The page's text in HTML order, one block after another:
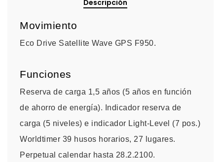
Descripción
Movimiento
Eco Drive Satellite Wave GPS F950.
Funciones
Reserva de carga 1,5 años (5 años en función
de ahorro de energía). Indicador reserva de
carga (5 niveles) e indicador Light-Level (7 pos.)
Worldtimer 39 husos horarios, 27 lugares.
Perpetual calendar hasta 28.2.2100.